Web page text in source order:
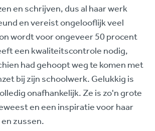
en schrijven, dus al haar werk
en vereist ongelooflijk veel
wordt voor ongeveer 50 procent
een kwaliteitscontrole nodig,
had gehoopt weg te komen met
bij zijn schoolwerk. Gelukkig is
onafhankelijk. Ze is zo'n grote
en een inspiratie voor haar
zussen.